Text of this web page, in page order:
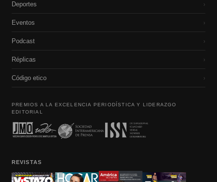
Deportes ›
Eventos ›
Podcast ›
Réplicas ›
Código etico ›
PREMIOS A LA EXCELENCIA PERIODÍSTICA Y LIDERAZGO
EDITORIAL
REVISTAS